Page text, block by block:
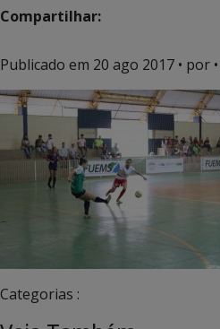
Compartilhar:
Publicado em 20 ago 2017 • por •
Categorias :